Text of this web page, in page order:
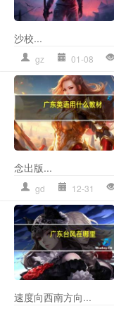
沙校...
gz 01-08
念出版...
gd 12-31
速度向西南方向...